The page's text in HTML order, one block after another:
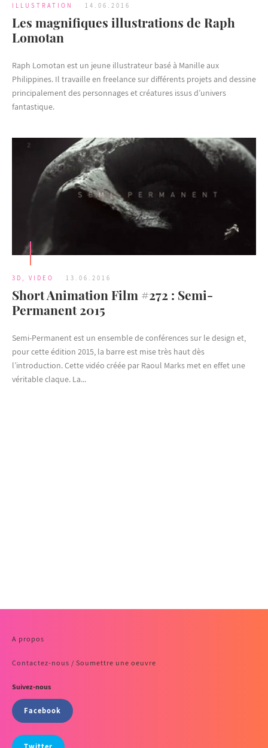
ILLUSTRATION 14.06.2016
Les magnifiques illustrations de Raph
Lomotan
Raph Lomotan est un jeune illustrateur basé à Manille aux
Philippines. Il travaille en freelance sur différents projets and dessine
principalement des personnages et créatures issus d’univers
fantastique.
3D VIDEO 13.06.2016
Short Animation Film #272 : Semi-
Permanent 2015
Semi-Permanent est un ensemble de conférences sur le design et,
pour cette édition 2015, la barre est mise très haut dès
l’introduction. Cette vidéo créée par Raoul Marks met en effet une
véritable claque. La...
A propos
Contactez-nous / Soumettre une oeuvre
Suivez-nous
Facebook